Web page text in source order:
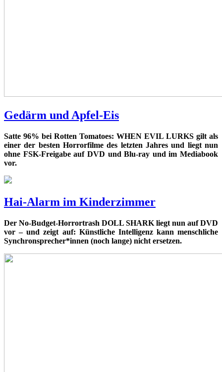
Gedärm und Apfel-Eis
Satte 96% bei Rotten Tomatoes: WHEN EVIL LURKS gilt als
einer der besten Horrorfilme des letzten Jahres und liegt nun
ohne FSK-Freigabe auf DVD und Blu-ray und im Mediabook
vor.
Hai-Alarm im Kinderzimmer
Der No-Budget-Horrortrash DOLL SHARK liegt nun auf DVD
vor – und zeigt auf: Künstliche Intelligenz kann menschliche
Synchronsprecher*innen (noch lange) nicht ersetzen.